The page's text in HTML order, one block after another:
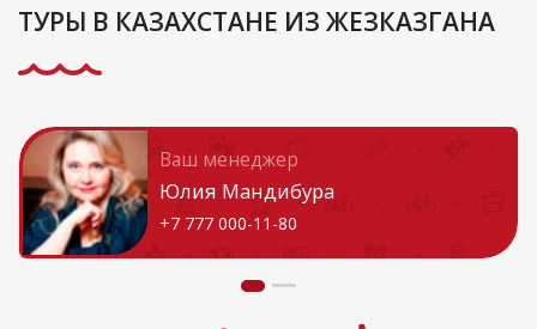
ТУРЫ В КАЗАХСТАНЕ ИЗ ЖЕЗКАЗГАНА
Ваш менеджер
Юлия Мандибура
+7 777 000-11-80